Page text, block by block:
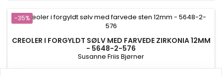
-35%
CREOLER I FORGYLDT SØLV MED FARVEDE ZIRKONIA 12MM
- 5648-2-576
Susanne Friis Bjørner